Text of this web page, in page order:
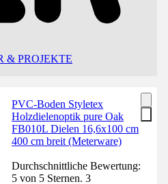
& PROJEKTE
PVC-Boden Styletex
Holzdielenoptik pure Oak
FB010L Dielen 16,6x100 cm
400 cm breit (Meterware)
Durchschnittliche Bewertung:
5 von 5 Sternen. 3